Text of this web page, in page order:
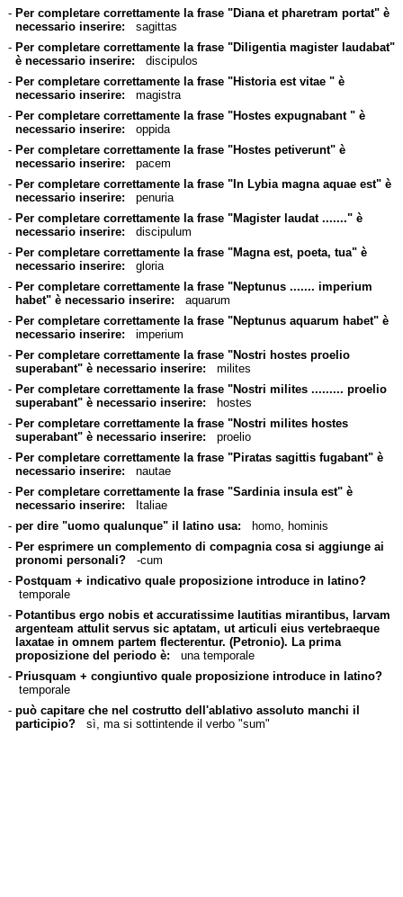
- Per completare correttamente la frase "Diana et pharetram portat" è
necessario inserire: sagittas
- Per completare correttamente la frase "Diligentia magister laudabat"
è necessario inserire: discipulos
- Per completare correttamente la frase "Historia est vitae " è
necessario inserire: magistra
- Per completare correttamente la frase "Hostes expugnabant " è
necessario inserire: oppida
- Per completare correttamente la frase "Hostes petiverunt" è
necessario inserire: pacem
- Per completare correttamente la frase "In Lybia magna aquae est" è
necessario inserire: penuria
- Per completare correttamente la frase "Magister laudat ......." è
necessario inserire: discipulum
- Per completare correttamente la frase "Magna est, poeta, tua" è
necessario inserire: gloria
- Per completare correttamente la frase "Neptunus ....... imperium
habet" è necessario inserire: aquarum
- Per completare correttamente la frase "Neptunus aquarum habet" è
necessario inserire: imperium
- Per completare correttamente la frase "Nostri hostes proelio
superabant" è necessario inserire: milites
- Per completare correttamente la frase "Nostri milites ......... proelio
superabant" è necessario inserire: hostes
- Per completare correttamente la frase "Nostri milites hostes
superabant" è necessario inserire: proelio
- Per completare correttamente la frase "Piratas sagittis fugabant" è
necessario inserire: nautae
- Per completare correttamente la frase "Sardinia insula est" è
necessario inserire: Italiae
- per dire "uomo qualunque" il latino usa: homo, hominis
- Per esprimere un complemento di compagnia cosa si aggiunge ai
pronomi personali?-cum
- Postquam + indicativo quale proposizione introduce in latino?
temporale
- Potantibus ergo nobis et accuratissime lautitias mirantibus, larvam
argenteam attulit servus sic aptatam, ut articuli eius vertebraeque
laxatae in omnem partem flecterentur. (Petronio). La prima
proposizione del periodo è: una temporale
- Priusquam + congiuntivo quale proposizione introduce in latino?
temporale
- può capitare che nel costrutto dell'ablativo assoluto manchi il
participio?sì, ma si sottintende il verbo "sum"